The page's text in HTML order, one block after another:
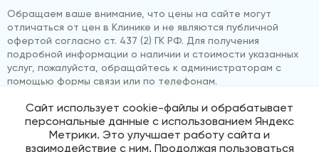
Обращаем ваше внимание, что цены на сайте могут
отличаться от цен в Клинике и не являются публичной
офертой согласно ст. 437 (2) ГК РФ. Для получения
подробной информации о наличии и стоимости указанных
услуг, пожалуйста, обращайтесь к администраторам с
помощью формы связи или по телефонам.
© 2026 «ВижуВсё»
Реквизиты компании
Политика обработки персональных данных
Сайт использует cookie-файлы и обрабатывает
персональные данные с использованием Яндекс
Метрики. Это улучшает работу сайта и
взаимодействие с ним. Продолжая пользоваться